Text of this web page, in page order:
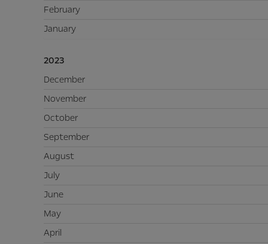
February
January
2023
December
November
October
September
August
July
June
May
April